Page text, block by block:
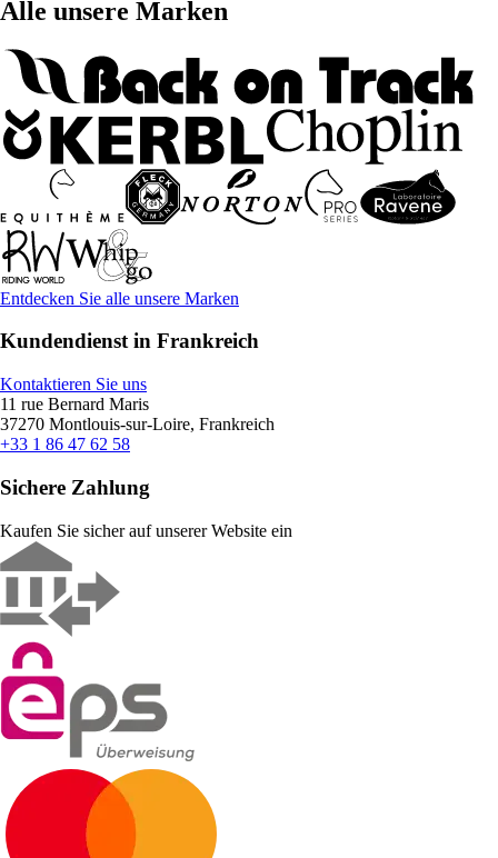
Alle unsere Marken
Entdecken Sie alle unsere Marken
Kundendienst in Frankreich
Kontaktieren Sie uns
11 rue Bernard Maris
37270 Montlouis-sur-Loire, Frankreich
+33 1 86 47 62 58
Sichere Zahlung
Kaufen Sie sicher auf unserer Website ein